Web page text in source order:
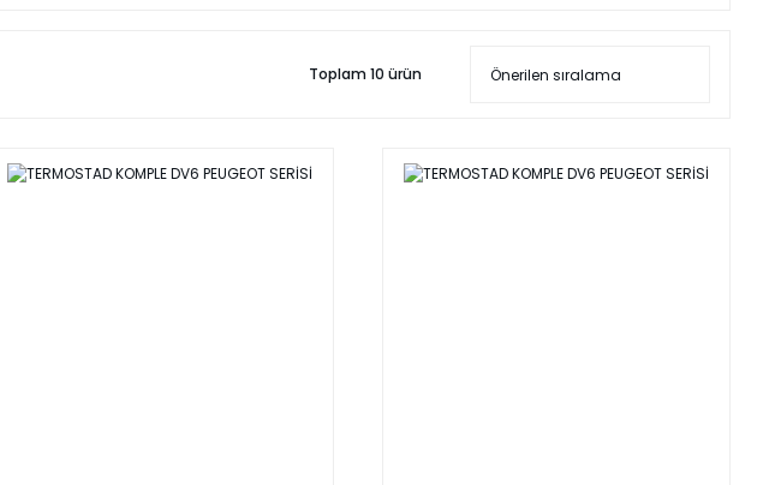
Toplam 10 ürün